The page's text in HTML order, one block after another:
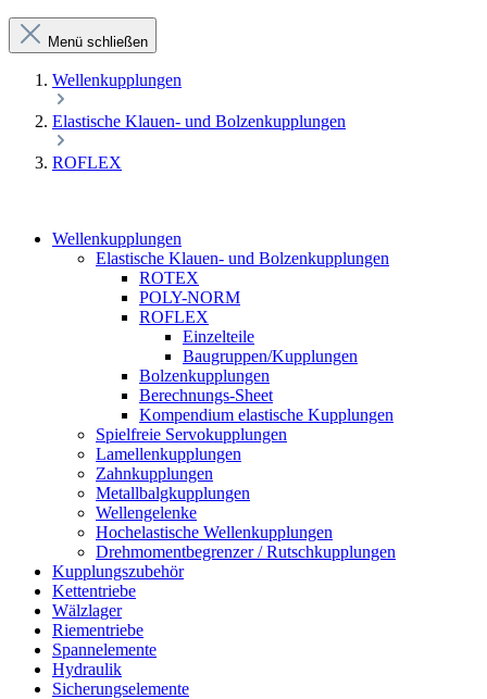
Menü schließen
Wellenkupplungen
Elastische Klauen- und Bolzenkupplungen
ROFLEX
Wellenkupplungen
Elastische Klauen- und Bolzenkupplungen
ROTEX
POLY-NORM
ROFLEX
Einzelteile
Baugruppen/Kupplungen
Bolzenkupplungen
Berechnungs-Sheet
Kompendium elastische Kupplungen
Spielfreie Servokupplungen
Lamellenkupplungen
Zahnkupplungen
Metallbalgkupplungen
Wellengelenke
Hochelastische Wellenkupplungen
Drehmomentbegrenzer / Rutschkupplungen
Kupplungszubehör
Kettentriebe
Wälzlager
Riementriebe
Spannelemente
Hydraulik
Sicherungselemente